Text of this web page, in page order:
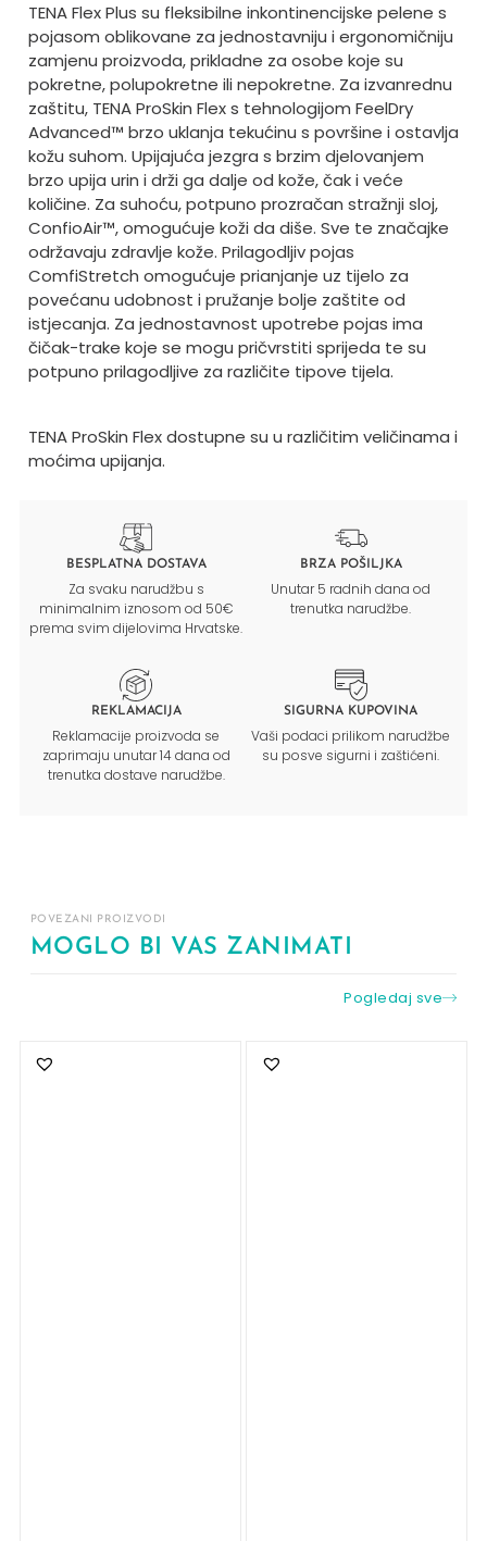
TENA Flex Plus su fleksibilne inkontinencijske pelene s
pojasom oblikovane za jednostavniju i ergonomičniju
zamjenu proizvoda, prikladne za osobe koje su
pokretne, polupokretne ili nepokretne. Za izvanrednu
zaštitu, TENA ProSkin Flex s tehnologijom FeelDry
Advanced™ brzo uklanja tekućinu s površine i ostavlja
kožu suhom. Upijajuća jezgra s brzim djelovanjem
brzo upija urin i drži ga dalje od kože, čak i veće
količine. Za suhoću, potpuno prozračan stražnji sloj,
ConfioAir™, omogućuje koži da diše. Sve te značajke
održavaju zdravlje kože. Prilagodljiv pojas
ComfiStretch omogućuje prianjanje uz tijelo za
povećanu udobnost i pružanje bolje zaštite od
istjecanja. Za jednostavnost upotrebe pojas ima
čičak-trake koje se mogu pričvrstiti sprijeda te su
potpuno prilagodljive za različite tipove tijela.
TENA ProSkin Flex dostupne su u različitim veličinama i
moćima upijanja.
BESPLATNA DOSTAVA
Za svaku narudžbu s
minimalnim iznosom od 50€
prema svim dijelovima Hrvatske.
BRZA POŠILJKA
Unutar 5 radnih dana od
trenutka narudžbe.
REKLAMACIJA
Reklamacije proizvoda se
zaprimaju unutar 14 dana od
trenutka dostave narudžbe.
SIGURNA KUPOVINA
Vaši podaci prilikom narudžbe
su posve sigurni i zaštićeni.
POVEZANI PROIZVODI
MOGLO BI VAS ZANIMATI
Pogledaj sve